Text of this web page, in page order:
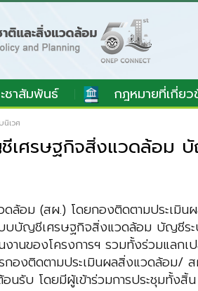
ชาสัมพันธ์ กฎหมายที่เกี่ย
เวศ
เศรษฐกิจสิ่งแวดล้อม
ดล้อม (สผ.) โดยกองติดตามประเ
บบบัญชีเศรษฐกิจสิ่งแวดล้อม บัญ
นของโครงการฯ รวมทั้งร่วมแลก
กองติดตามประเมินผลสิ่งแวดล้อม/ ส
นรับ โดยมีผู้เข้าร่วมการประชุมทั้งสิ้